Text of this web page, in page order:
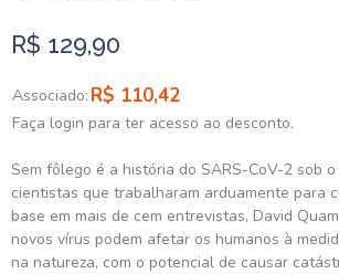
R$ 129,90
Associado: R$ 110,42
Faça login para ter acesso ao desconto.
Sem fôlego é a história do SARS-CoV-2 sob
cientistas que trabalharam arduamente para
base em mais de cem entrevistas, David
novos vírus podem afetar os humanos à
na natureza, com o potencial de causar